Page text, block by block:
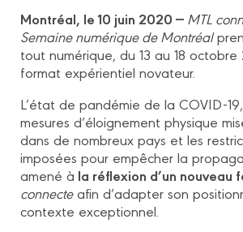
Montréal, le 10 juin 2020 — MTL
Semaine numérique de Montréal
tout numérique, du 13 au 18
format expérientiel novateur.
L’état de pandémie de la COVID-
mesures d’éloignement physique
dans de nombreux pays et les
imposées pour empêcher la
amené à la réflexion d’un nouveau
connecteafin d’adapter son
contexte exceptionnel.